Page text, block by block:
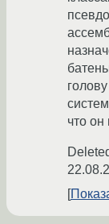
что он